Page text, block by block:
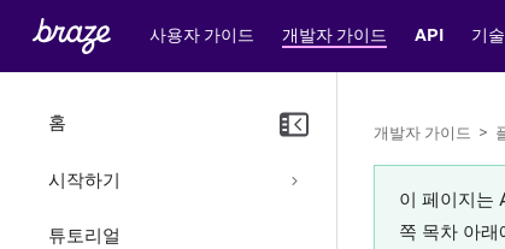
사용자 가이드 개발자 가이드 API 기
홈
시작하기
튜토리얼
개발자 가이드 >
이 페이지는
쪽 목차 아